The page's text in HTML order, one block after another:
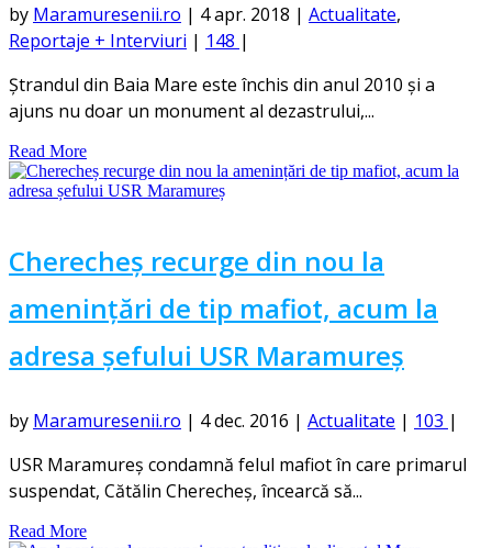
by Maramuresenii.ro | 4 apr. 2018 | Actualitate,
Reportaje + Interviuri | 148 |
Ștrandul din Baia Mare este închis din anul 2010 și a
ajuns nu doar un monument al dezastrului,...
Read More
Cherecheș recurge din nou la
amenințări de tip mafiot, acum la
adresa șefului USR Maramureș
by Maramuresenii.ro | 4 dec. 2016 | Actualitate | 103 |
USR Maramureş condamnă felul mafiot în care primarul
suspendat, Cătălin Cherecheş, încearcă să...
Read More